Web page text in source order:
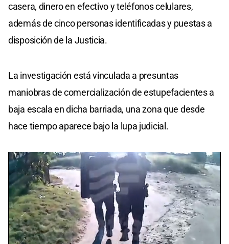
casera, dinero en efectivo y teléfonos celulares,
además de cinco personas identificadas y puestas a
disposición de la Justicia.
La investigación está vinculada a presuntas
maniobras de comercialización de estupefacientes a
baja escala en dicha barriada, una zona que desde
hace tiempo aparece bajo la lupa judicial.